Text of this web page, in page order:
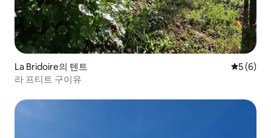
La Bridoire의 텐트 평점 5점
5 (6)
라 프티트 구이유